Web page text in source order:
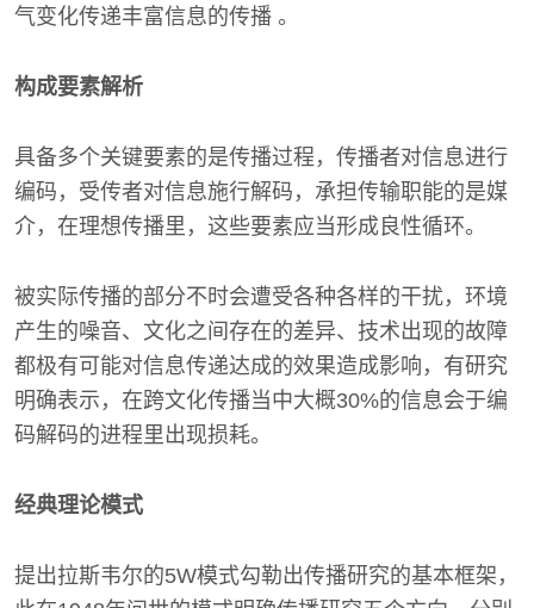
气变化传递丰富信息的传播 。
构成要素解析
具备多个关键要素的是传播过程，传播者对信息进行
编码，受传者对信息施行解码，承担传输职能的是媒
介，在理想传播里，这些要素应当形成良性循环。
被实际传播的部分不时会遭受各种各样的干扰，环境
产生的噪音、文化之间存在的差异、技术出现的故障
都极有可能对信息传递达成的效果造成影响，有研究
明确表示，在跨文化传播当中大概30%的信息会于编
码解码的进程里出现损耗。
经典理论模式
提出拉斯韦尔的5W模式勾勒出传播研究的基本框架，